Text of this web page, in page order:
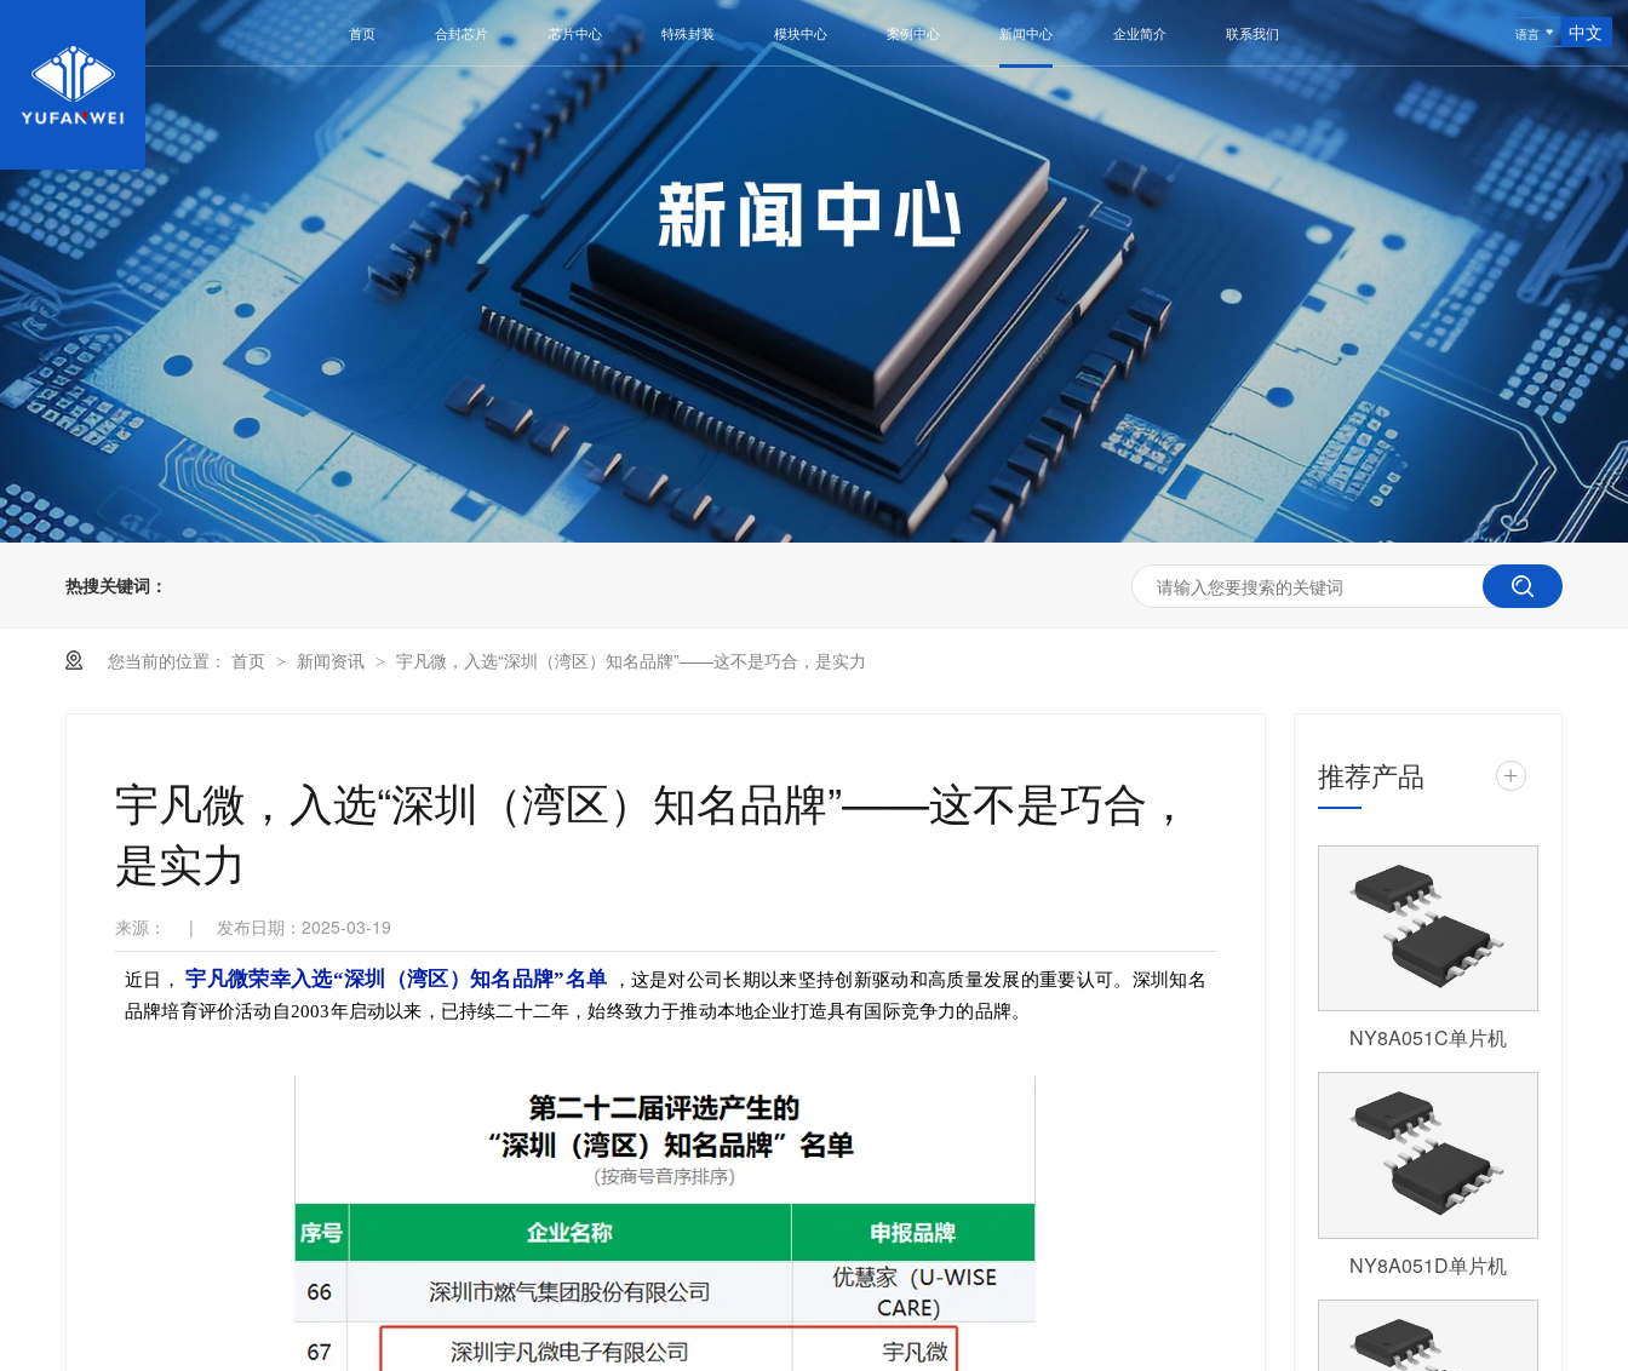
语言 中文
首页 合封芯片 芯片中心 特殊封装 模块中心 案例中心 新闻中心 企业简介 联系我们
热搜关键词：
您当前的位置： 首页 > 新闻资讯 > 宇凡微，入选“深圳（湾区）知名品牌”——这不是巧合，是实力
宇凡微，入选“深圳（湾区）知名品牌”——这不是巧合，
是实力
来源： | 发布日期：2025-03-19
近日， 宇凡微荣幸入选“深圳（湾区）知名品牌”名单
，这是对公司长期以来坚持创新驱动和高质量发展的重要认可。深圳知名
品牌培育评价活动自2003年启动以来，已持续二十二年，始终致力于推动本地企业打造具有国际竞争力的品牌。
推荐产品 +
NY8A051C单片机
NY8A051D单片机